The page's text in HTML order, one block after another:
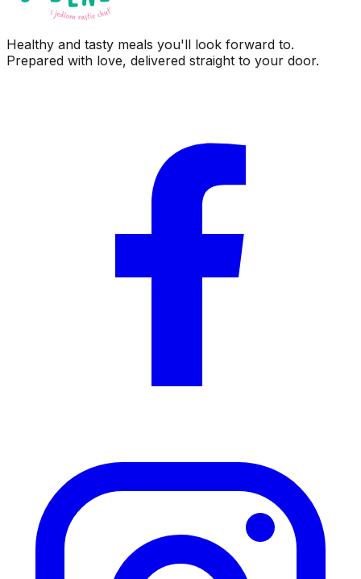
Healthy and tasty meals you'll look forward to.
Prepared with love, delivered straight to your door.